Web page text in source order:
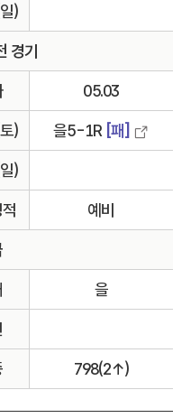
)
경기
05.03
) 을5-1R [패]
)
예비
을
798(2↑)